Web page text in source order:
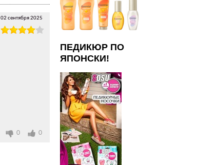
02 сентября 2025
0 0
ПЕДИКЮР ПО
ЯПОНСКИ!